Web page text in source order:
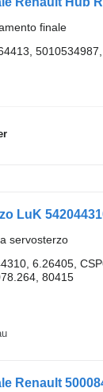
finale
LuK
servosterzo
6.26405,
80415